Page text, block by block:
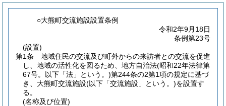
○大熊町交流施設設置条例
令和2年9月18日
条例第23号
(設置)
第1条
地域住民の交流及び町外からの来訪者との交流を促進
し、地域の活性化を図るため、地方自治法(昭和22年法律第
67号。以下「法」という。)第244条の2第1項の規定に基づ
き、大熊町交流施設(以下「交流施設」という。)を設置す
る。
(名称及び位置)